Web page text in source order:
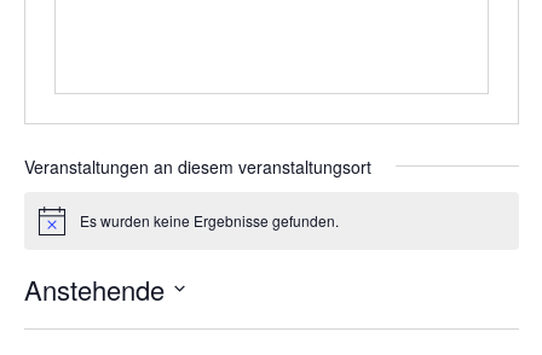
Veranstaltungen an diesem veranstaltungsort
HinweisEs wurden keine Ergebnisse gefunden.
Anstehende